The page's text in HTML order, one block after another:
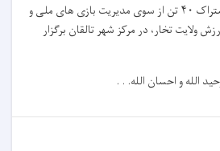
رقابت های پرتاب سنگ با اشتراک ۴۰ تن از سوی مدیریت بازی های ملی و
ولایت تخار، در مرکز شهر تالقان برگزار
الله و احسان الله. . .